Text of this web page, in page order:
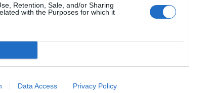
Retention, Sale, and/or Sharing
with the Purposes for which it
Data Access Privacy Policy